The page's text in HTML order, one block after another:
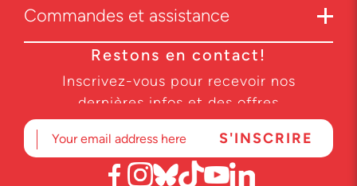
Commandes et assistance
Restons en contact!
Inscrivez-vous pour recevoir nos
dernières infos et des offres
exclusives.